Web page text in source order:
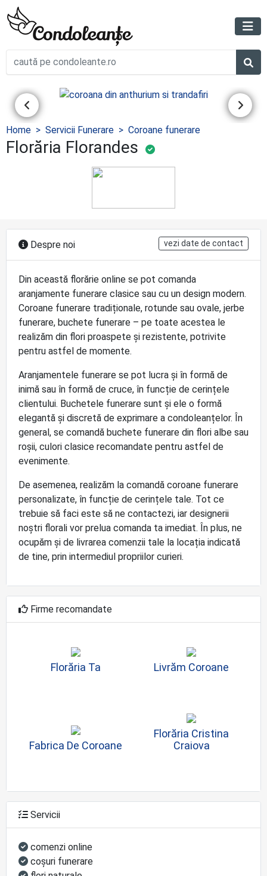
Home Servicii Funerare Coroane funerare
Florăria Florandes
Despre noi vezi date de contact
Din această florărie online se pot comanda
aranjamente funerare clasice sau cu un design modern.
Coroane funerare tradiționale, rotunde sau ovale, jerbe
funerare, buchete funerare – pe toate acestea le
realizăm din flori proaspete și rezistente, potrivite
pentru astfel de momente.
Aranjamentele funerare se pot lucra și în formă de
inimă sau în formă de cruce, în funcție de cerințele
clientului. Buchetele funerare sunt și ele o formă
elegantă și discretă de exprimare a condoleanțelor. În
general, se comandă buchete funerare din flori albe sau
roșii, culori clasice recomandate pentru astfel de
evenimente.
De asemenea, realizăm la comandă coroane funerare
personalizate, în funcție de cerințele tale. Tot ce
trebuie să faci este să ne contactezi, iar designerii
noștri florali vor prelua comanda ta imediat. În plus, ne
ocupăm și de livrarea comenzii tale la locația indicată
de tine, prin intermediul propriilor curieri.
Firme recomandate
Florăria Ta Livrăm Coroane
Fabrica De Coroane
Florăria Cristina
Craiova
Servicii
comenzi online
coşuri funerare